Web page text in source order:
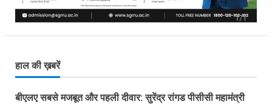
हाल की ख़बरें
बीएलए सबसे मजबूत और पहली दीवार: सुरेंद्र रांगड पीसीसी महामंत्री